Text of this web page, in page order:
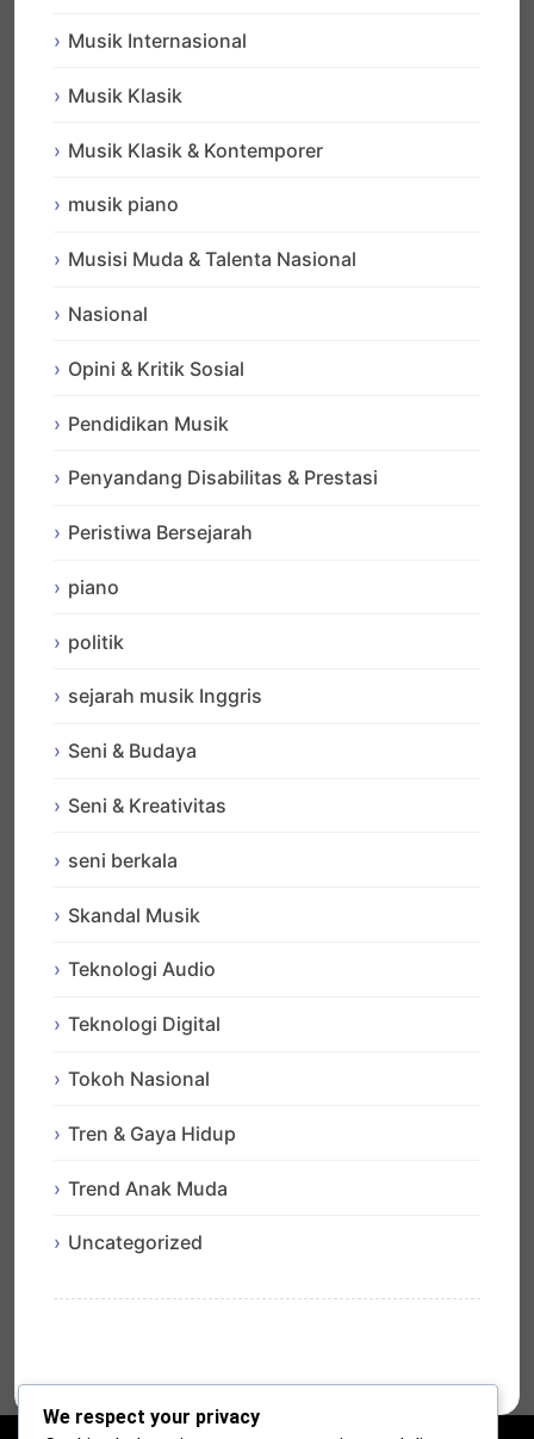
Musik Internasional
Musik Klasik
Musik Klasik & Kontemporer
musik piano
Musisi Muda & Talenta Nasional
Nasional
Opini & Kritik Sosial
Pendidikan Musik
Penyandang Disabilitas & Prestasi
Peristiwa Bersejarah
piano
politik
sejarah musik Inggris
Seni & Budaya
Seni & Kreativitas
seni berkala
Skandal Musik
Teknologi Audio
Teknologi Digital
Tokoh Nasional
Tren & Gaya Hidup
Trend Anak Muda
Uncategorized
We respect your privacy